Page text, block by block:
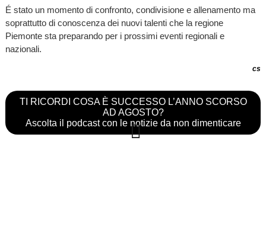
É stato un momento di confronto, condivisione e allenamento ma
soprattutto di conoscenza dei nuovi talenti che la regione
Piemonte sta preparando per i prossimi eventi regionali e
nazionali.
cs
TI RICORDI COSA È SUCCESSO L’ANNO SCORSO
AD AGOSTO?
Ascolta il podcast con le notizie da non dimenticare